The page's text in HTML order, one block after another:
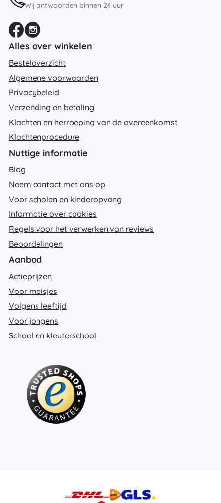
Wij antwoorden binnen 24 uur
Alles over winkelen
Besteloverzicht
Algemene voorwaarden
Privacybeleid
Verzending en betaling
Klachten en herroeping van de overeenkomst
Klachtenprocedure
Nuttige informatie
Blog
Neem contact met ons op
Voor scholen en kinderopvang
Informatie over cookies
Regels voor het verwerken van reviews
Beoordelingen
Aanbod
Actieprijzen
Voor meisjes
Volgens leeftijd
Voor jongens
School en kleuterschool